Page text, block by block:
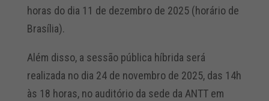
horas do dia 11 de dezembro de 2025 (horário de
Brasília).
Além disso, a sessão pública híbrida será
realizada no dia 24 de novembro de 2025, das 14h
às 18 horas, no auditório da sede da ANTT em